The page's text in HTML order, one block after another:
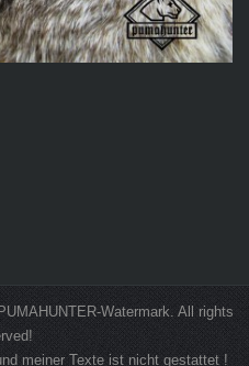
Watermark. All rights
meiner Texte ist nicht gestattet !